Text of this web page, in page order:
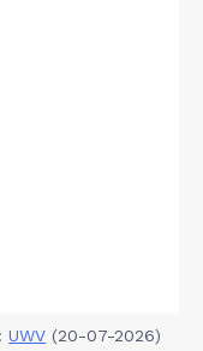
UWV (20-07-2026)